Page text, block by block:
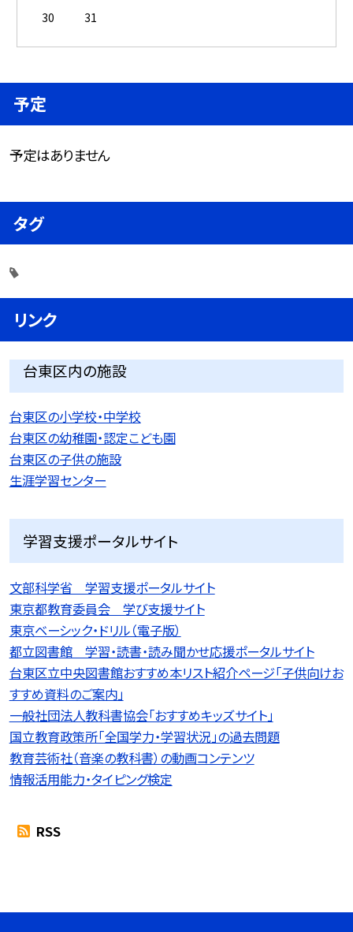
30
31
予定
予定はありません
タグ
リンク
台東区内の施設
台東区の小学校・中学校
台東区の幼稚園・認定こども園
台東区の子供の施設
生涯学習センター
学習支援ポータルサイト
文部科学省 学習支援ポータルサイト
東京都教育委員会 学び支援サイト
東京ベーシック・ドリル（電子版）
都立図書館 学習・読書・読み聞かせ応援ポータルサイト
台東区立中央図書館おすすめ本リスト紹介ページ「子供向けお
すすめ資料のご案内」
一般社団法人教科書協会「おすすめキッズサイト」
国立教育政策所「全国学力・学習状況」の過去問題
教育芸術社（音楽の教科書）の動画コンテンツ
情報活用能力・タイピング検定
RSS